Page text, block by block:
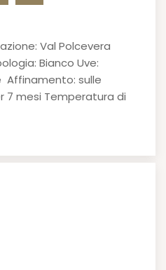
Val Polcevera
Bianco Uve:
sulle
7 mesi Temperatura di